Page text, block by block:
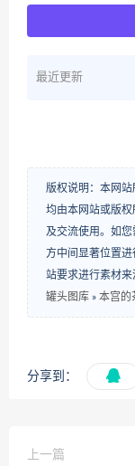
最近更新
版权说明：本网站
均由本网站或版
及交流使用。如
方中间显著位置进
站要求进行素材来
罐头图库 » 本宫的
分享到：
上一篇